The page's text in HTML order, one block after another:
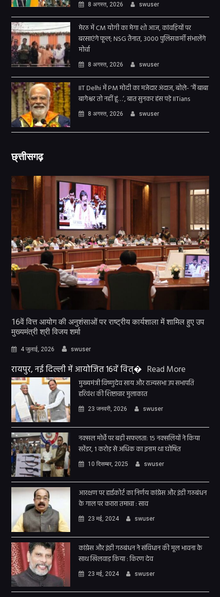
8 अगस्त, 2026 swuser
मेरठ में CM योगी का मेगा शो आज, कांवड़ियों पर
बरसाएंगे फूल; NSG तैनात, 3000 पुलिसकर्मी संभालेंगे
मोर्चा
8 अगस्त, 2026 swuser
IIT Delhi में PM मोदी का मजेदार अंदाज, बोले- ‘मैं बाबा
बागेश्वर तो नहीं हूं…’, बात सुनकर हंस पड़े IITians
8 अगस्त, 2026 swuser
छ्त्तीसगढ़
16वें वित्त आयोग की अनुशंसाओं पर राष्ट्रीय कार्यशाला में शामिल हुए उप
मुख्यमंत्री श्री विजय शर्मा
4 जुलाई, 2026 swuser
रायपुर, नई दिल्ली में आयोजित 16वें वित्� Read More
मुख्यमंत्री विष्णुदेव साय और राज्यसभा उप सभापति
हरिवंश की शिष्टाचार मुलाकात
23 जनवरी, 2026 swuser
नक्सल मोर्चे पर बड़ी सफलता: 15 नक्सलियों ने किया
सरेंडर, 1 करोड़ से अधिक का इनाम था घोषित
10 दिसम्बर, 2025 swuser
आरक्षण पर हाईकोर्ट का निर्णय कांग्रेस और इंडी गठबंधन
के गाल पर करारा तमाचा : साव
23 मई, 2024 swuser
कांग्रेस और इंडी गठबंधन ने संविधान की मूल भावना के
साथ खिलवाड़ किया : किरण देव
23 मई, 2024 swuser